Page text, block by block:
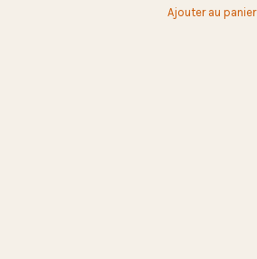
Ajouter au panier